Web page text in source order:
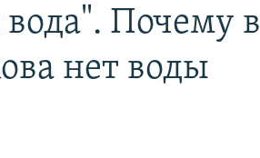
Почему в
нет воды